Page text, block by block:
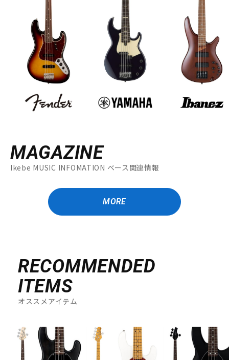
MAGAZINE
Ikebe MUSIC INFOMATION ベース関連情報
MORE
RECOMMENDED
ITEMS
オススメアイテム